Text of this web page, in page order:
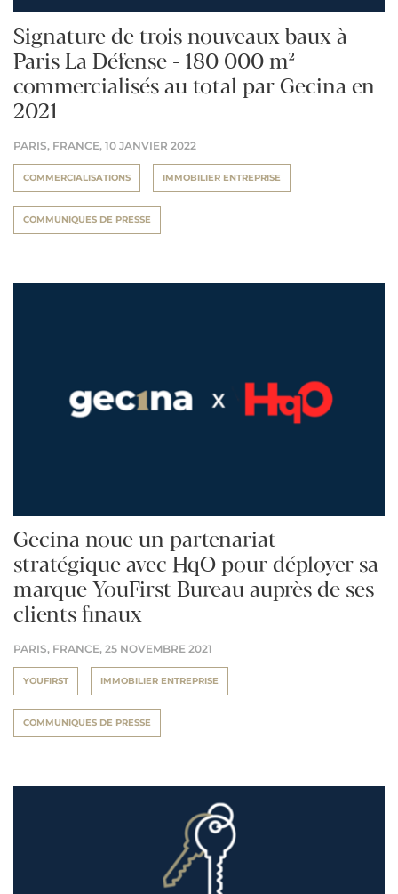
Signature de trois nouveaux baux à
Paris La Défense - 180 000 m²
commercialisés au total par Gecina en
2021
PARIS, FRANCE, 10 JANVIER 2022
COMMERCIALISATIONS IMMOBILIER ENTREPRISE
COMMUNIQUES DE PRESSE
Gecina noue un partenariat
stratégique avec HqO pour déployer sa
marque YouFirst Bureau auprès de ses
clients finaux
PARIS, FRANCE, 25 NOVEMBRE 2021
YOUFIRST IMMOBILIER ENTREPRISE
COMMUNIQUES DE PRESSE